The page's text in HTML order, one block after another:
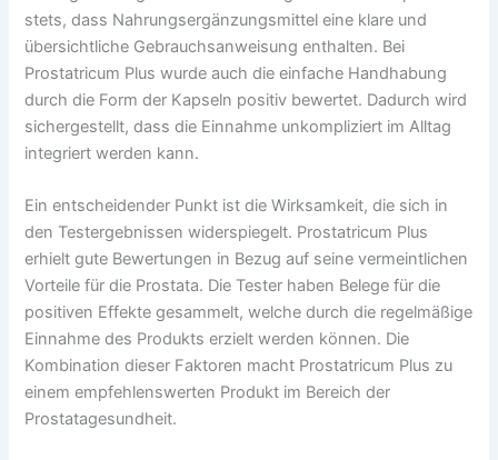
stets, dass Nahrungsergänzungsmittel eine klare und
übersichtliche Gebrauchsanweisung enthalten. Bei
Prostatricum Plus wurde auch die einfache Handhabung
durch die Form der Kapseln positiv bewertet. Dadurch wird
sichergestellt, dass die Einnahme unkompliziert im Alltag
integriert werden kann.
Ein entscheidender Punkt ist die Wirksamkeit, die sich in
den Testergebnissen widerspiegelt. Prostatricum Plus
erhielt gute Bewertungen in Bezug auf seine vermeintlichen
Vorteile für die Prostata. Die Tester haben Belege für die
positiven Effekte gesammelt, welche durch die regelmäßige
Einnahme des Produkts erzielt werden können. Die
Kombination dieser Faktoren macht Prostatricum Plus zu
einem empfehlenswerten Produkt im Bereich der
Prostatagesundheit.